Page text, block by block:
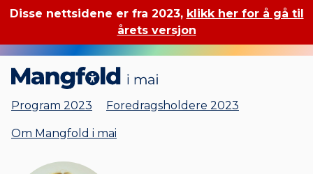
Disse nettsidene er fra 2023, klikk her for å gå til
årets versjon
Program 2023 Foredragsholdere 2023
Om Mangfold i mai